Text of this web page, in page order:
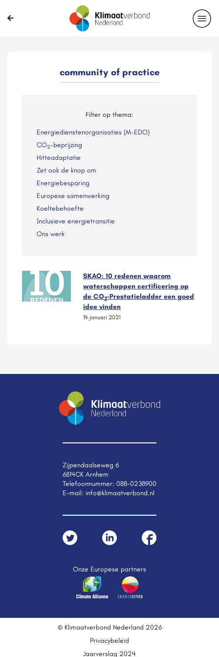
community of practice
Filter op thema:
Energiedienstenorganisaties (M-EDO)
CO2-beprijzing
Hitteadaptatie
Zet ook de knop om
Energiebesparing
Europese samenwerking
Koeltebehoefte
Inclusieve energietransitie
Ons werk
SKAO: 10 redenen waarom
waterschappen certificering op
de CO2-Prestatieladder een goed
idee vinden
14 januari 2021
Zijpendaalseweg 6
6814CK Arnhem
Telefoonnummer: 088-0238900
E-mail: info@klimaatverbond.nl
Onze Europese partners
© Klimaatverbond Nederland 2026
Privacybeleid
Jaarverslag 2024